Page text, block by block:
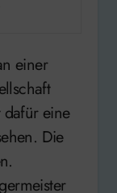
dafür eine
Die